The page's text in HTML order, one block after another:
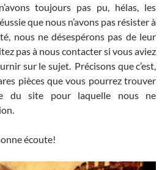
toujours pas pu, hélas, les
que nous n’avons pas résister à
nous ne désespérons pas de leur
pas à nous contacter si vous aviez
sur le sujet. Précisons que c’est,
pièces que vous pourrez trouver
du site pour laquelle nous ne
écoute!